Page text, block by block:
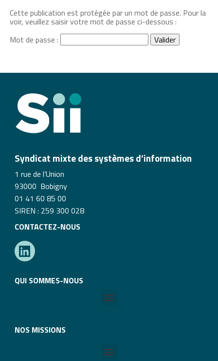
Cette publication est protégée par un mot de passe. Pour la
voir, veuillez saisir votre mot de passe ci-dessous :
Mot de passe :
Syndicat mixte des systèmes d’information
1 rue de l’Union
93000 Bobigny
01 41 60 85 00
SIREN : 259 300 028
CONTACTEZ-NOUS
QUI SOMMES-NOUS
NOS MISSIONS